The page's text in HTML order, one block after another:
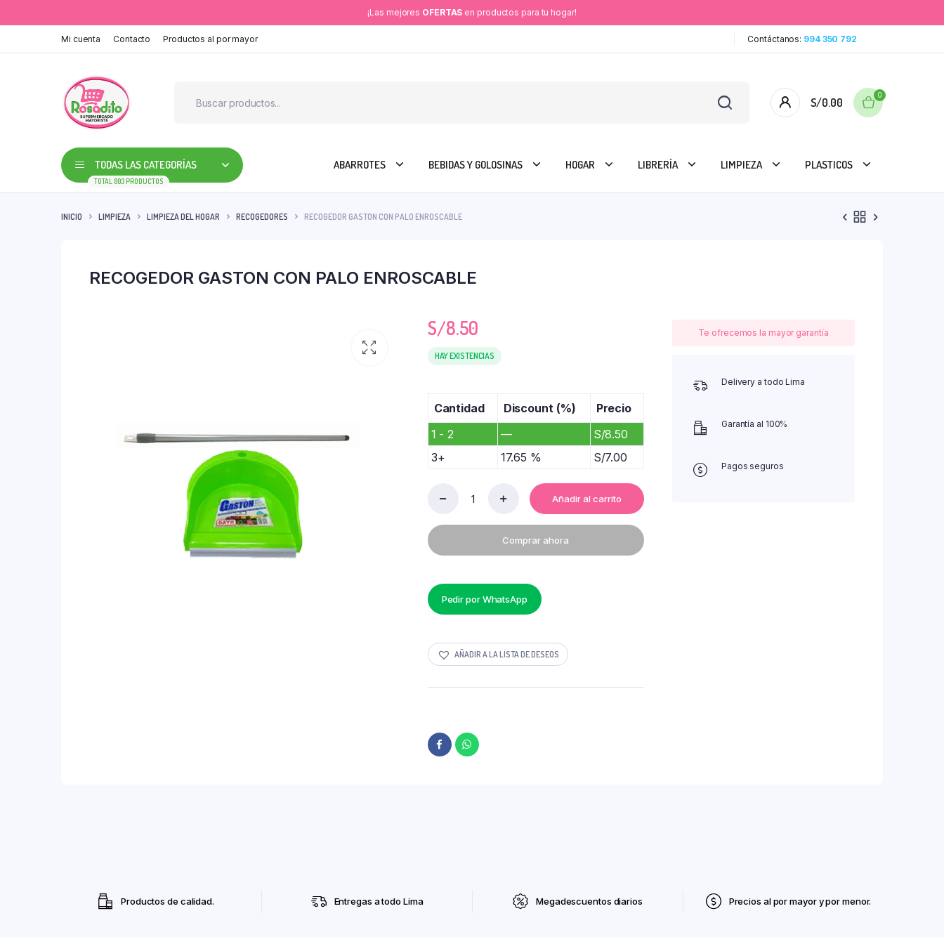
¡Las mejores OFERTAS en productos para tu hogar!
Mi cuenta Contacto Productos al por mayor Contáctanos: 994 350 792
S/0.00
0
TODAS LAS CATEGORÍAS
TOTAL 803 PRODUCTOS
ABARROTES BEBIDAS Y GOLOSINAS HOGAR LIBRERÍA LIMPIEZA PLASTICOS
INICIO LIMPIEZA LIMPIEZA DEL HOGAR RECOGEDORES RECOGEDOR GASTON CON PALO ENROSCABLE
RECOGEDOR GASTON CON PALO ENROSCABLE
S/8.50
HAY EXISTENCIAS
Cantidad Discount (%)
Precio
1 - 2
— S/8.50
3+
17.65 % S/7.00
RECOGEDOR
CON
PALO
ENROSCABLE
Añadir al carrito
Comprar ahora
Pedir por WhatsApp
AÑADIR A LA LISTA DE DESEOS
Te ofrecemos la mayor garantía
Delivery a todo Lima
Garantía al 100%
Pagos seguros
Productos de calidad. Entregas a todo Lima Megadescuentos diarios Precios al por mayor y por menor.